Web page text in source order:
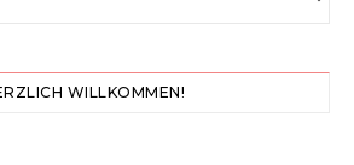
WILLKOMMEN!